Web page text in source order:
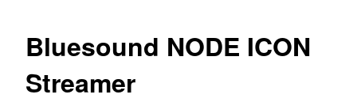
Bluesound NODE ICON
Streamer